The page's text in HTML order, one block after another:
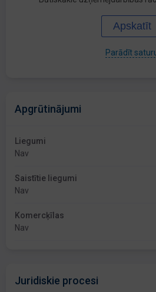
Apskatīt
Parādīt
Apgrūtinājumi
Liegumi
Nav
Saistītie liegumi
Nav
Komercķīlas
Nav
Juridiskie procesi